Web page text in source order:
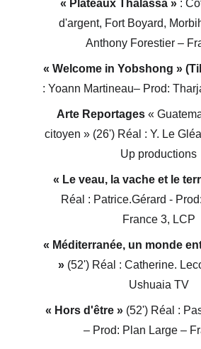
« Plateaux Thalassa » :
d'argent, Fort Boyard,
Anthony Forestier –
« Welcome in Yobshong »
: Yoann Martineau– Prod:
Arte Reportages «
citoyen » (26') Réal : Y. Le
Up productions
« Le veau, la vache et le
Réal : Patrice.Gérard -
France 3, LCP
« Méditerranée, un monde
» (52') Réal : Catherine.
Ushuaia TV
« Hors d'être » (52') Réal :
– Prod: Plan Large –